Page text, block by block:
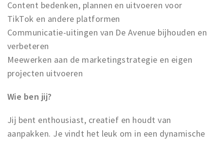
Content bedenken, plannen en uitvoeren voor
TikTok en andere platformen
Communicatie-uitingen van De Avenue bijhouden en
verbeteren
Meewerken aan de marketingstrategie en eigen
projecten uitvoeren
Wie ben jij?
Jij bent enthousiast, creatief en houdt van
aanpakken. Je vindt het leuk om in een dynamische